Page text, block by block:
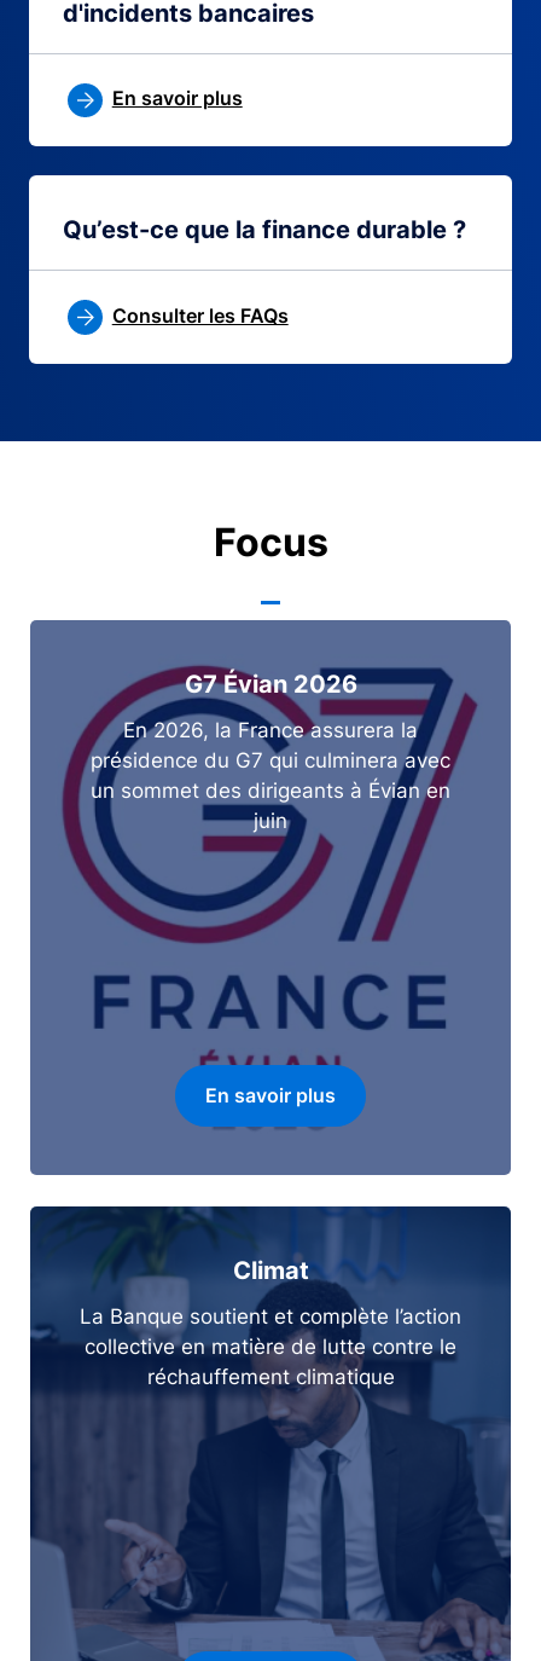
d'incidents bancaires
En savoir plus
Qu’est-ce que la finance durable ?
Consulter les FAQs
Focus
G7 Évian 2026
En 2026, la France assurera la
présidence du G7 qui culminera avec
un sommet des dirigeants à Évian en
juin
En savoir plus
Climat
La Banque soutient et complète l’action
collective en matière de lutte contre le
réchauffement climatique